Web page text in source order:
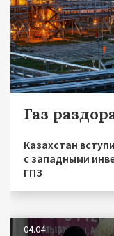
Газ
Казахстан
с западными
ГПЗ
04.04